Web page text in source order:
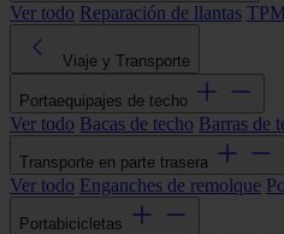
Ver todo Reparación de llantas
Viaje y Transporte
Portaequipajes de techo
Ver todo Bacas de techo Barras de
Transporte en parte trasera
Ver todo Enganches de remolque
Portabicicletas